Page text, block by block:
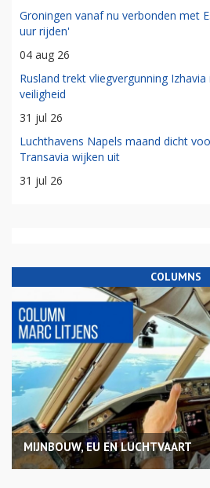
Groningen vanaf nu verbonden met
uur rijden'
04 aug 26
Rusland trekt vliegvergunning
veiligheid
31 jul 26
Luchthavens Napels maand dicht
Transavia wijken uit
31 jul 26
COLUMNS
MIJNBOUW, EU EN LUCHTVAART